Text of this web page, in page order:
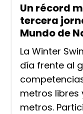
Un récord
tercera
Mundo de
La Winter
día frente al
metros libres
metros.